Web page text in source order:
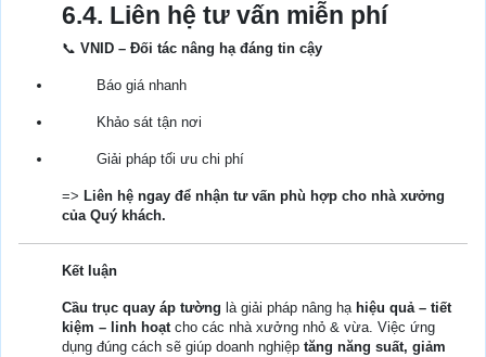
6.4. Liên hệ tư vấn miễn phí
📞 VNID – Đối tác nâng hạ đáng tin cậy
Báo giá nhanh
Khảo sát tận nơi
Giải pháp tối ưu chi phí
=> Liên hệ ngay để nhận tư vấn phù hợp cho nhà xưởng
của Quý khách.
Kết luận
Cầu trục quay áp tường là giải pháp nâng hạ hiệu quả – tiết
kiệm – linh hoạtcho các nhà xưởng nhỏ & vừa. Việc ứng
dụng đúng cách sẽ giúp doanh nghiệp tăng năng suất, giảm